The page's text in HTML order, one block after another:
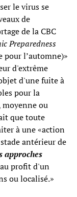
le virus se
de
de la CBC
Preparedness
pour l’automne)»
d'extrême
d'une fuite à
pour la
moyenne ou
que toute
à une «action
antérieur de
approches
profit d'un
ou localisé.»